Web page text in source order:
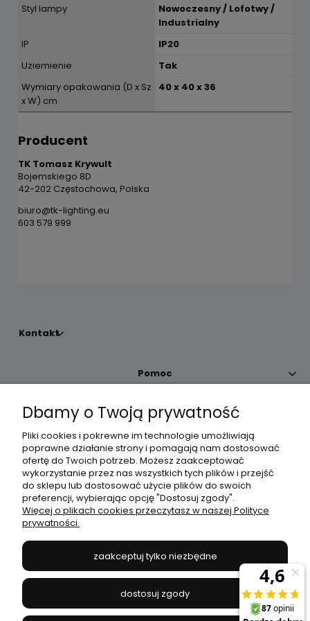
Styl lampy
Nowoczesny / Lofotwy /
Industrialny
IP
IP20
Uziemienie
Tak
Wymiary opakowania (D x Sz
x W) cm
40 x 40 x 36
Producent
TK Tomasz Krywult
Bojemskiego 8D
42-202 Częstochowa, Polska
biuro@tk-lighting.eu
603 579 999
Kontakt
Pomoc
Moje konto
Płatności i dostawa
Informacje
JANEX
669-050-03-43
504 545 749//E-mail:sklep@janexmarket.pl
Dbamy o Twoją prywatność
Pliki cookies i pokrewne im technologie umożliwiają
poprawne działanie strony i pomagają nam dostosować
ofertę do Twoich potrzeb. Możesz zaakceptować
wykorzystanie przez nas wszystkich tych plików i przejść
do sklepu lub dostosować użycie plików do swoich
preferencji, wybierając opcję "Dostosuj zgody".
Więcej o plikach cookies przeczytasz w naszej Polityce
prywatności.
zaakceptuj tylko niezbędne
dostosuj zgody